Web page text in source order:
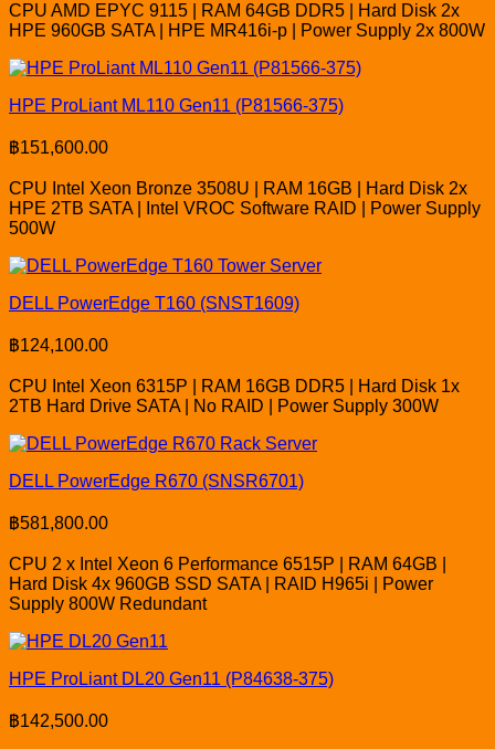
CPU AMD EPYC 9115 | RAM 64GB DDR5 | Hard Disk 2x
HPE 960GB SATA | HPE MR416i-p | Power Supply 2x 800W
HPE ProLiant ML110 Gen11 (P81566-375)
฿151,600.00
CPU Intel Xeon Bronze 3508U | RAM 16GB | Hard Disk 2x
HPE 2TB SATA | Intel VROC Software RAID | Power Supply
500W
DELL PowerEdge T160 (SNST1609)
฿124,100.00
CPU Intel Xeon 6315P | RAM 16GB DDR5 | Hard Disk 1x
2TB Hard Drive SATA | No RAID | Power Supply 300W
DELL PowerEdge R670 (SNSR6701)
฿581,800.00
CPU 2 x Intel Xeon 6 Performance 6515P | RAM 64GB |
Hard Disk 4x 960GB SSD SATA | RAID H965i | Power
Supply 800W Redundant
HPE ProLiant DL20 Gen11 (P84638-375)
฿142,500.00